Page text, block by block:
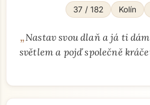
37 / 182 Kolín
„Nastav svou dlaň a já ti
světlem a pojď společně